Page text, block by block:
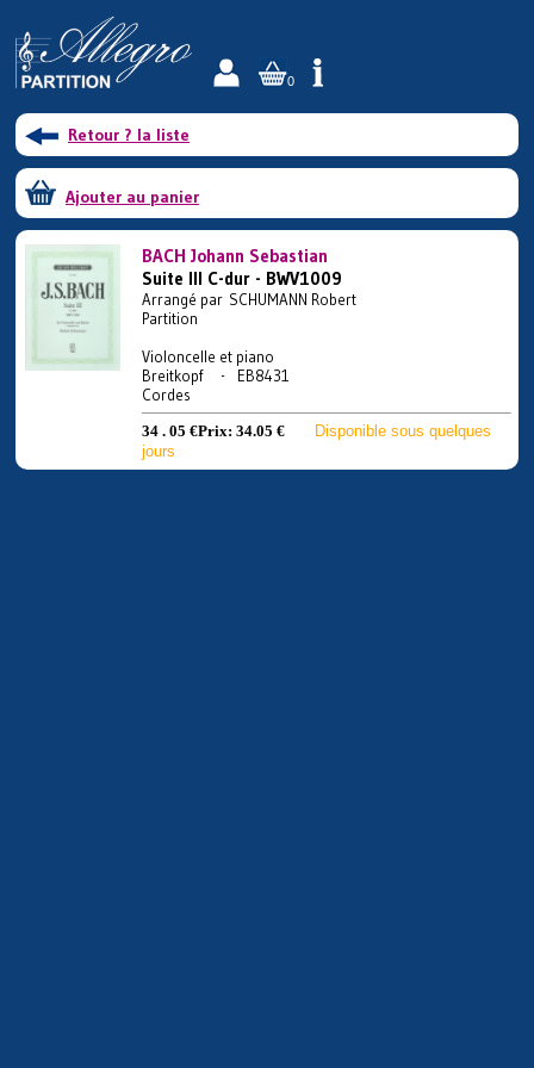
0
Retour ? la liste
Ajouter au panier
BACH Johann Sebastian
Suite III C-dur - BWV1009
Arrangé par SCHUMANN Robert
Partition
Violoncelle et piano
Breitkopf - EB8431
Cordes
34 . 05 €Prix: 34.05 €
Disponible sous quelques
jours